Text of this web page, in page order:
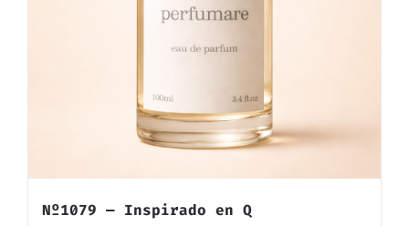
Nº1079 — Inspirado en Q